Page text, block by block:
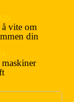
vite om
din